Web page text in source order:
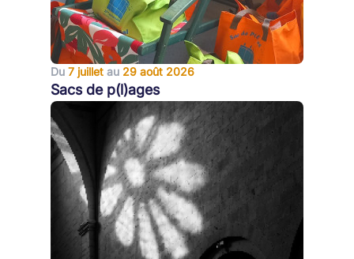
Du 7 juillet au 29 août 2026
Sacs de p(l)ages